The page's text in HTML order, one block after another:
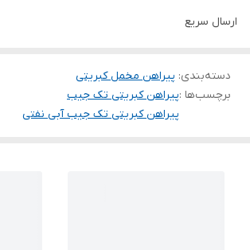
ارسال سریع
دسته‌بندی: پیراهن مخمل کبریتی
برچسب‌ها :پیراهن کبریتی تک جیب
پیراهن کبریتی تک جیب آبی نفتی